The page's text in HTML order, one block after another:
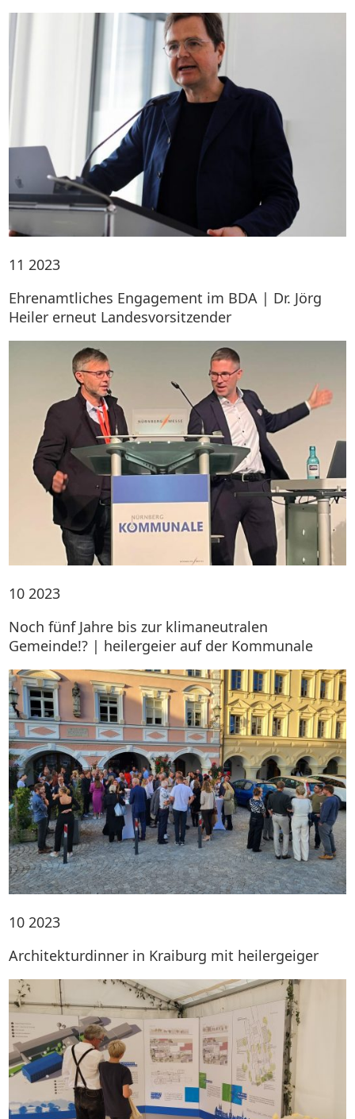
11 2023
Ehrenamtliches Engagement im BDA | Dr. Jörg
Heiler erneut Landesvorsitzender
10 2023
Noch fünf Jahre bis zur klimaneutralen
Gemeinde!? | heilergeier auf der Kommunale
10 2023
Architekturdinner in Kraiburg mit heilergeiger